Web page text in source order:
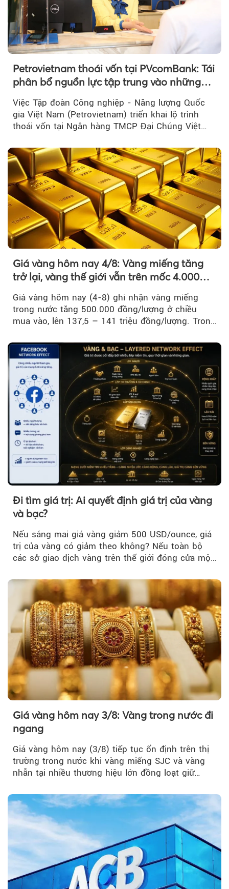
Petrovietnam thoái vốn tại PVcomBank: Tái
phân bổ nguồn lực tập trung vào những
Việc Tập đoàn Công nghiệp - Năng lượng Quốc
gia Việt Nam (Petrovietnam) triển khai lộ trình
thoái vốn tại Ngân hàng TMCP Đại Chúng Việt
Giá vàng hôm nay 4/8: Vàng miếng tăng
trở lại, vàng thế giới vẫn trên mốc 4.000
Giá vàng hôm nay (4-8) ghi nhận vàng miếng
trong nước tăng 500.000 đồng/lượng ở chiều
mua vào, lên 137,5 – 141 triệu đồng/lượng. Trong
trì trên ngưỡng 4.000 USD/ounce.
Đi tìm giá trị: Ai quyết định giá trị của vàng
và bạc?
Nếu sáng mai giá vàng giảm 500 USD/ounce, giá
trị của vàng có giảm theo không? Nếu toàn bộ
các sở giao dịch vàng trên thế giới đóng cửa một
Giá vàng hôm nay 3/8: Vàng trong nước đi
ngang
Giá vàng hôm nay (3/8) tiếp tục ổn định trên thị
trường trong nước khi vàng miếng SJC và vàng
nhẫn tại nhiều thương hiệu lớn đồng loạt giữ